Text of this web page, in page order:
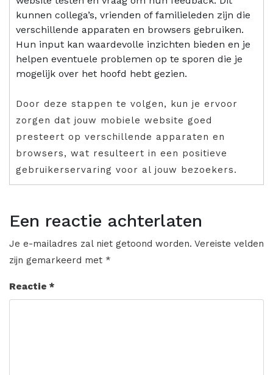
kunnen collega’s, vrienden of familieleden zijn die
verschillende apparaten en browsers gebruiken.
Hun input kan waardevolle inzichten bieden en je
helpen eventuele problemen op te sporen die je
mogelijk over het hoofd hebt gezien.
Door deze stappen te volgen, kun je ervoor
zorgen dat jouw mobiele website goed
presteert op verschillende apparaten en
browsers, wat resulteert in een positieve
gebruikerservaring voor al jouw bezoekers.
Een reactie achterlaten
Je e-mailadres zal niet getoond worden. Vereiste velden
zijn gemarkeerd met *
Reactie *